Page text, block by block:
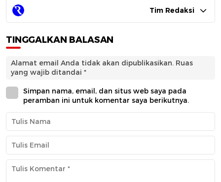
Tim Redaksi
TINGGALKAN BALASAN
Alamat email Anda tidak akan dipublikasikan. Ruas
yang wajib ditandai *
Simpan nama, email, dan situs web saya pada
peramban ini untuk komentar saya berikutnya.